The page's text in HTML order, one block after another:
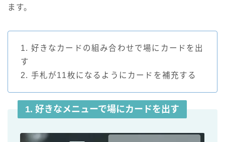
ます。
1. 好きなカードの組み合わせで場にカードを出
す
2. 手札が11枚になるようにカードを補充する
1. 好きなメニューで場にカードを出す